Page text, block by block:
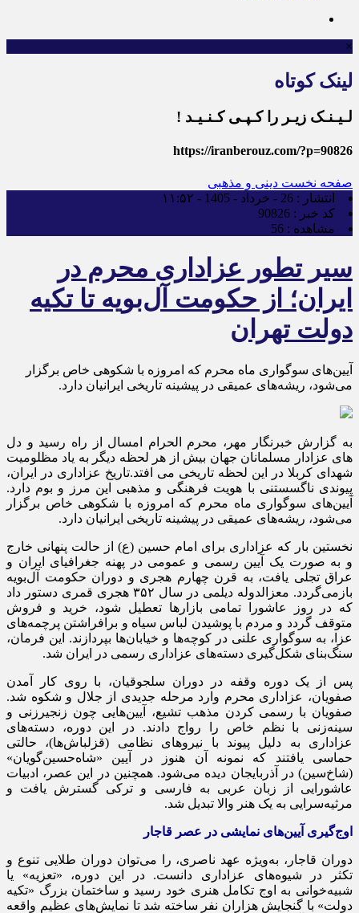
×
لینک کوتاه
لـیـنـک زیـر را کـپـی کـنـیـد !
https://iranberouz.com/?p=90826
صفحه نخست دینی و مذهبی
انتشار : 26 - خرداد - 1405 - ۱۱:۵۲
کد خبر : 90826
مشاهده : 56
سیر تطور عزاداری محرم در
ایران؛ از حکومت آل‌بویه تا تکیه
دولت تهران
آیین‌های سوگواری ماه محرم که امروزه با شکوهی خاص برگزار
می‌شود، ریشه‌های عمیقی در پیشینه تاریخی ایرانیان دارد.
به گزارش خبرنگار مهر، محرم الحرام امسال از راه رسید و دل
های عزادار مسلمانان جهان بیش از هر لحظه دیگر به یاد مظلومیت
شهدای کربلا در این لحظه تاریخی می افتد.تاریخ عزاداری در ایران،
پیوندی ناگسستنی با هویت فرهنگی و مذهبی این مرز و بوم دارد.
آیین‌های سوگواری ماه محرم که امروزه با شکوهی خاص برگزار
می‌شود، ریشه‌های عمیقی در پیشینه تاریخی ایرانیان دارد.
نخستین بار که عزاداری برای امام حسین (ع) از حالت پنهانی خارج
و به صورت یک آیین رسمی و عمومی در پهنه جغرافیای ایران و
عراق تجلی یافت، به قرن چهارم هجری و دوران حکومت آل‌بویه
بازمی‌گردد. معزالدوله دیلمی در سال ۳۵۲ هجری قمری دستور داد
که در روز عاشورا تمامی بازارها تعطیل شود، خرید و فروش
متوقف گردد و مردم با پوشیدن لباس سیاه و برافراشتن پرچمه‌های
عزا، به سوگواری علنی در کوچه‌ها و خیابان‌ها بپردازند. این فرمان،
سنگ‌بنای شکل‌گیری دسته‌های عزاداری رسمی در ایران شد.
پس از یک دوره وقفه در دوران سلجوقیان، با روی کار آمدن
صفویان، عزاداری محرم وارد مرحله جدیدی از جلال و شکوه شد.
صفویان با رسمی کردن مذهب تشیع، آیین‌هایی چون زنجیرزنی و
سینه‌زنی با نظم خاص را رواج دادند. در این دوره، دسته‌های
عزاداری به دلیل پیوند با نیروهای نظامی (قزلباش‌ها)، حالتی
حماسی یافتند که نمونه آن هنوز در آیین «شاه‌حسین‌گویان»
(شاخ‌سین) در آذربایجان دیده می‌شود. همچنین در این عصر، ادبیات
عاشورایی از زبان عربی به فارسی و ترکی گسترش یافت و
مرثیه‌سرایی به یک هنر والا تبدیل شد.
اوج‌گیری آیین‌های نمایشی در عصر قاجار
دوران قاجار، به‌ویژه عهد ناصری، را می‌توان دوران طلایی تنوع و
تکثر در شیوه‌های عزاداری دانست. در این دوره، «تعزیه» یا
شبیه‌خوانی به اوج تکامل هنری خود رسید و ساختمان بزرگ «تکیه
دولت» با گنجایش هزاران نفر ساخته شد تا نمایش‌های عظیم واقعه